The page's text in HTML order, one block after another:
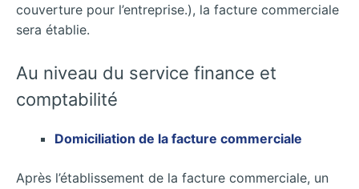
couverture pour l’entreprise.), la facture commerciale
sera établie.
Au niveau du service finance et
comptabilité
Domiciliation de la facture commerciale
Après l’établissement de la facture commerciale, un